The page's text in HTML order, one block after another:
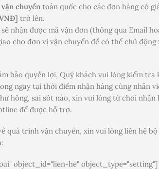
chuyển toàn quốc cho các đơn hàng có
trở lên.
nhận được mã vận đơn (thông qua Email
cho đơn vị vận chuyển để có thể chủ động
bảo quyền lợi, Quý khách vui lòng kiểm tra
ngay tại thời điểm nhận hàng cùng nhân
hỏng, sai sót nào, xin vui lòng từ chối nhận
để được hỗ trợ.
quá trình vận chuyển, xin vui lòng liên hệ
object_id="lien-he" object_type="setting"]